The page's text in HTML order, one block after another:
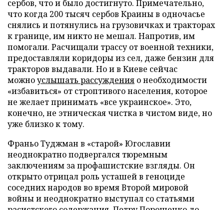
сербов, что и было достигнуто. Примечательно,
что когда 200 тысяч сербов Краины в одночасье
снялись и потянулись на грузовичках и тракторах
к границе, им никто не мешал. Напротив, им
помогали. Расчищали трассу от военной техники,
предоставляли коридоры из сел, даже бензин для
тракторов выдавали. Но и в Киеве сейчас
можноуслышать рассуждения о необходимости
«избавиться» от строптивого населения, которое
не желает принимать «все украинское». Это,
конечно, не этническая чистка в чистом виде, но
уже близко к тому.
Франьо Туджман в «старой» Югославии
неоднократно подвергался тюремным
заключениям за профашистские взгляды. Он
открыто отрицал роль усташей в геноциде
соседних народов во время Второй мировой
войны и неоднократно выступал со статьями